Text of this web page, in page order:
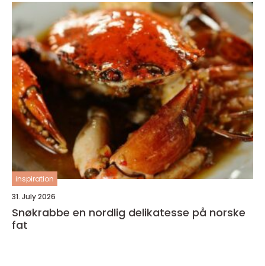
inspiration
31. July 2026
Snøkrabbe en nordlig delikatesse på norske
fat